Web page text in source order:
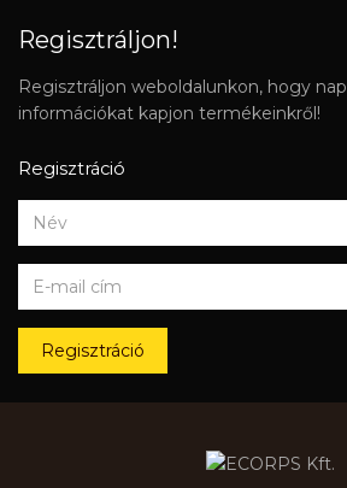
Regisztráljon!
Regisztráljon weboldalunkon, hogy
információkat kapjon termékeinkről!
Regisztráció
Regisztráció